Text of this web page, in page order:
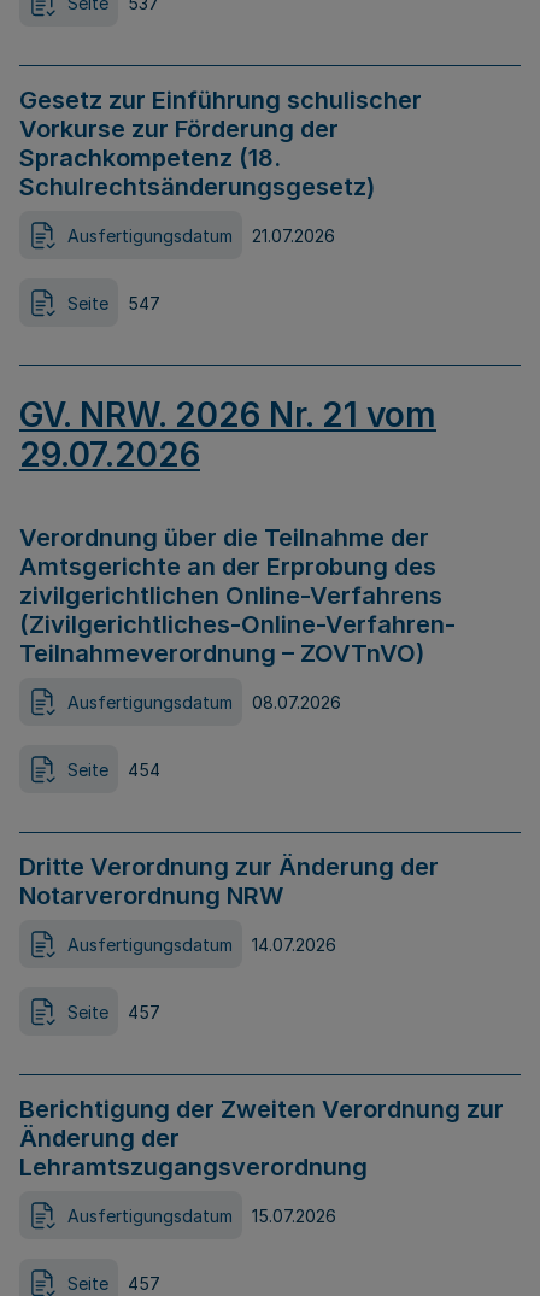
Gesetz zur Einführung schulischer
Vorkurse zur Förderung der
Sprachkompetenz (18.
Schulrechtsänderungsgesetz)
Ausfertigungsdatum 21.07.2026
Seite 547
GV. NRW. 2026 Nr. 21 vom
29.07.2026
Verordnung über die Teilnahme der
Amtsgerichte an der Erprobung des
zivilgerichtlichen Online-Verfahrens
(Zivilgerichtliches-Online-Verfahren-
Teilnahmeverordnung – ZOVTnVO)
Ausfertigungsdatum 08.07.2026
Seite 454
Dritte Verordnung zur Änderung der
Notarverordnung NRW
Ausfertigungsdatum 14.07.2026
Seite 457
Berichtigung der Zweiten Verordnung zur
Änderung der
Lehramtszugangsverordnung
Ausfertigungsdatum 15.07.2026
Seite 457